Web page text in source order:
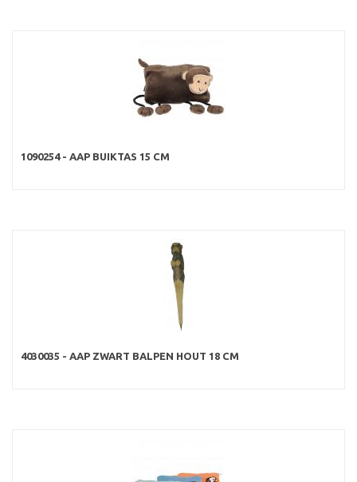
1090254 - AAP BUIKTAS 15 CM
4030035 - AAP ZWART BALPEN HOUT 18 CM